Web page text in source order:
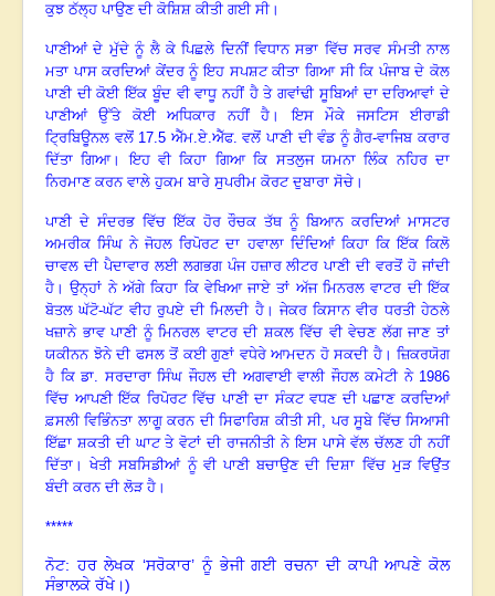
ਕੁਝ ਠੱਲ੍ਹ ਪਾਉਣ ਦੀ ਕੋਸ਼ਿਸ਼ ਕੀਤੀ ਗਈ ਸੀ।
ਪਾਣੀਆਂ ਦੇ ਮੁੱਦੇ ਨੂੰ ਲੈ ਕੇ ਪਿਛਲੇ ਦਿਨੀਂ ਵਿਧਾਨ ਸਭਾ ਵਿੱਚ ਸਰਵ ਸੰਮਤੀ ਨਾਲ
ਮਤਾ ਪਾਸ ਕਰਦਿਆਂ ਕੇਂਦਰ ਨੂੰ ਇਹ ਸਪਸ਼ਟ ਕੀਤਾ ਗਿਆ ਸੀ ਕਿ ਪੰਜਾਬ ਦੇ ਕੋਲ
ਪਾਣੀ ਦੀ ਕੋਈ ਇੱਕ ਬੂੰਦ ਵੀ ਵਾਧੂ ਨਹੀਂ ਹੈ ਤੇ ਗਵਾਂਢੀ ਸੂਬਿਆਂ ਦਾ ਦਰਿਆਵਾਂ ਦੇ
ਪਾਣੀਆਂ ਉੱਤੇ ਕੋਈ ਅਧਿਕਾਰ ਨਹੀਂ ਹੈ ।ਇਸ ਮੌਕੇ ਜਸਟਿਸ ਈਰਾਡੀ
ਟ੍ਰਿਬਿਊਨਲ ਵਲੋਂ 17.5 ਐੱਮ.ਏ.ਐੱਫ. ਵਲੋਂ ਪਾਣੀ ਦੀ ਵੰਡ ਨੂੰ ਗੈਰ-ਵਾਜਿਬ ਕਰਾਰ
ਦਿੱਤਾ ਗਿਆ।ਇਹ ਵੀ ਕਿਹਾ ਗਿਆ ਕਿ ਸਤਲੁਜ ਯਮਨਾ ਲਿੰਕ ਨਹਿਰ ਦਾ
ਨਿਰਮਾਣ ਕਰਨ ਵਾਲੇ ਹੁਕਮ ਬਾਰੇ ਸੁਪਰੀਮ ਕੋਰਟ ਦੁਬਾਰਾ ਸੋਚੇ ।
ਪਾਣੀ ਦੇ ਸੰਦਰਭ ਵਿੱਚ ਇੱਕ ਹੋਰ ਰੌਚਕ ਤੱਥ ਨੂੰ ਬਿਆਨ ਕਰਦਿਆਂ ਮਾਸਟਰ
ਅਮਰੀਕ ਸਿੰਘ ਨੇ ਜੋਹਲ ਰਿਪੋਰਟ ਦਾ ਹਵਾਲਾ ਦਿੰਦਿਆਂ ਕਿਹਾ ਕਿ ਇੱਕ ਕਿਲੋ
ਚਾਵਲ ਦੀ ਪੈਦਾਵਾਰ ਲਈ ਲਗਭਗ ਪੰਜ ਹਜ਼ਾਰ ਲੀਟਰ ਪਾਣੀ ਦੀ ਵਰਤੋਂ ਹੋ ਜਾਂਦੀ
ਹੈ। ਉਨ੍ਹਾਂ ਨੇ ਅੱਗੇ ਕਿਹਾ ਕਿ ਵੇਖਿਆ ਜਾਏ ਤਾਂ ਅੱਜ ਮਿਨਰਲ ਵਾਟਰ ਦੀ ਇੱਕ
ਬੋਤਲ ਘੱਟੋ-ਘੱਟ ਵੀਹ ਰੁਪਏ ਦੀ ਮਿਲਦੀ ਹੈ। ਜੇਕਰ ਕਿਸਾਨ ਵੀਰ ਧਰਤੀ ਹੇਠਲੇ
ਖਜ਼ਾਨੇ ਭਾਵ ਪਾਣੀ ਨੂੰ ਮਿਨਰਲ ਵਾਟਰ ਦੀ ਸ਼ਕਲ ਵਿੱਚ ਵੀ ਵੇਚਣ ਲੱਗ ਜਾਣ ਤਾਂ
ਯਕੀਨਨ ਝੋਨੇ ਦੀ ਫਸਲ ਤੋਂ ਕਈ ਗੁਣਾਂ ਵਧੇਰੇ ਆਮਦਨ ਹੋ ਸਕਦੀ ਹੈ। ਜ਼ਿਕਰਯੋਗ
ਹੈ ਕਿ ਡਾ. ਸਰਦਾਰਾ ਸਿੰਘ ਜੌਹਲ ਦੀ ਅਗਵਾਈ ਵਾਲੀ ਜੌਹਲ ਕਮੇਟੀ ਨੇ 1986
ਵਿੱਚ ਆਪਣੀ ਇੱਕ ਰਿਪੋਰਟ ਵਿੱਚ ਪਾਣੀ ਦਾ ਸੰਕਟ ਵਧਣ ਦੀ ਪਛਾਣ ਕਰਦਿਆਂ
ਫ਼ਸਲੀ ਵਿਭਿੰਨਤਾ ਲਾਗੂ ਕਰਨ ਦੀ ਸਿਫਾਰਿਸ਼ ਕੀਤੀ ਸੀ, ਪਰ ਸੂਬੇ ਵਿੱਚ ਸਿਆਸੀ
ਇੱਛਾ ਸ਼ਕਤੀ ਦੀ ਘਾਟ ਤੇ ਵੋਟਾਂ ਦੀ ਰਾਜਨੀਤੀ ਨੇ ਇਸ ਪਾਸੇ ਵੱਲ ਚੱਲਣ ਹੀ ਨਹੀਂ
ਦਿੱਤਾ ।ਖੇਤੀ ਸਬਸਿਡੀਆਂ ਨੂੰ ਵੀ ਪਾਣੀ ਬਚਾਉਣ ਦੀ ਦਿਸ਼ਾ ਵਿੱਚ ਮੁੜ ਵਿਉਂਤ
ਬੰਦੀ ਕਰਨ ਦੀ ਲੋੜ ਹੈ ।
*****
ਨੋਟ: ਹਰ ਲੇਖਕ ‘ਸਰੋਕਾਰ’ ਨੂੰ ਭੇਜੀ ਗਈ ਰਚਨਾ ਦੀ ਕਾਪੀ ਆਪਣੇ ਕੋਲ
ਸੰਭਾਲਕੇ ਰੱਖੇ।)